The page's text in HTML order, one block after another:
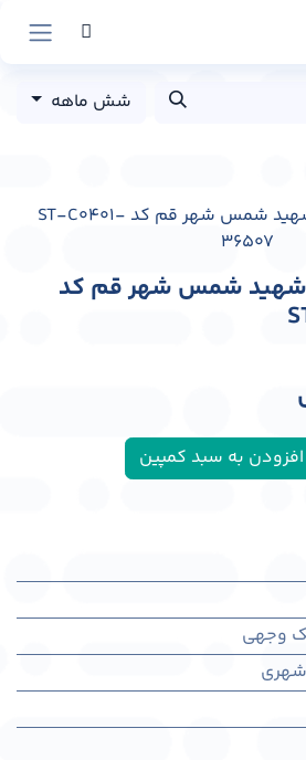
شش ماهه
شهید شمس شهر قم کد
افزودن به سبد کمپین
وجهی
شهری